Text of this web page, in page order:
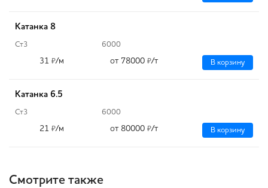
Катанка 8
Ст3 6000
31 ₽/м от 78000 ₽/т В корзину
Катанка 6.5
Ст3 6000
21 ₽/м от 80000 ₽/т В корзину
Смотрите также